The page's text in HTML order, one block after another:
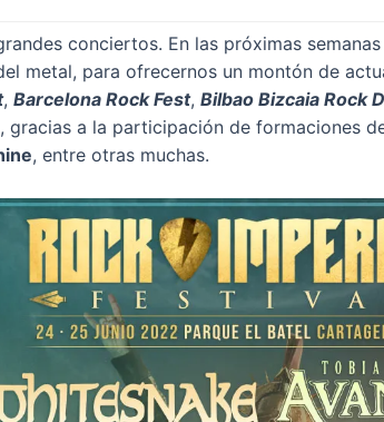
conciertos. En las próximas
metal, para ofrecernos un montón de
, Barcelona Rock Fest, Bilbao Bizcaia Rock
gracias a la participación de formaciones
, entre otras muchas.